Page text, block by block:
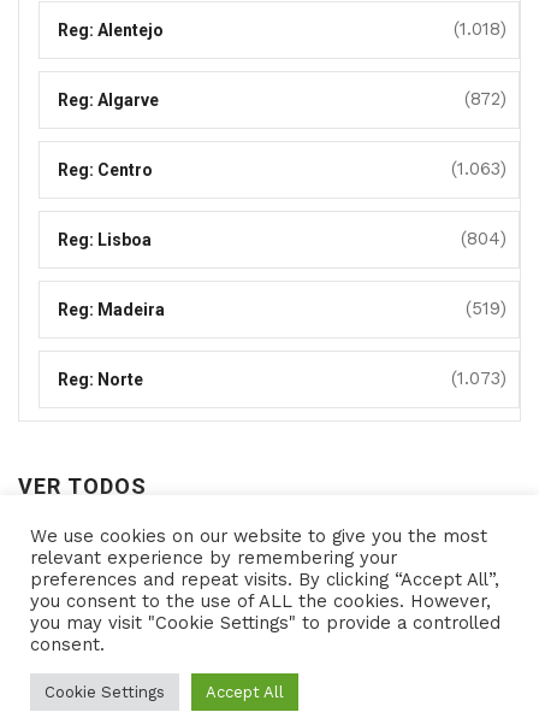
Reg: Alentejo (1.018)
Reg: Algarve (872)
Reg: Centro (1.063)
Reg: Lisboa (804)
Reg: Madeira (519)
Reg: Norte (1.073)
VER TODOS
Ver
todos
reserved Powered by
We use cookies on our website to give you the most
relevant experience by remembering your
preferences and repeat visits. By clicking “Accept All”,
you consent to the use of ALL the cookies. However,
you may visit "Cookie Settings" to provide a controlled
consent.
Cookie Settings Accept All